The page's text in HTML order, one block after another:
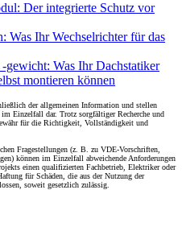
Der integrierte Schutz vor
Was Ihr Wechselrichter für das
Was Ihr Dachstatiker
montieren können
der allgemeinen Information und stellen
Einzelfall dar. Trotz sorgfältiger Recherche und
für die Richtigkeit, Vollständigkeit und
Fragestellungen (z. B. zu VDE-Vorschriften,
können im Einzelfall abweichende Anforderungen
einen qualifizierten Fachbetrieb, Elektriker oder
für Schäden, die aus der Nutzung der
soweit gesetzlich zulässig.